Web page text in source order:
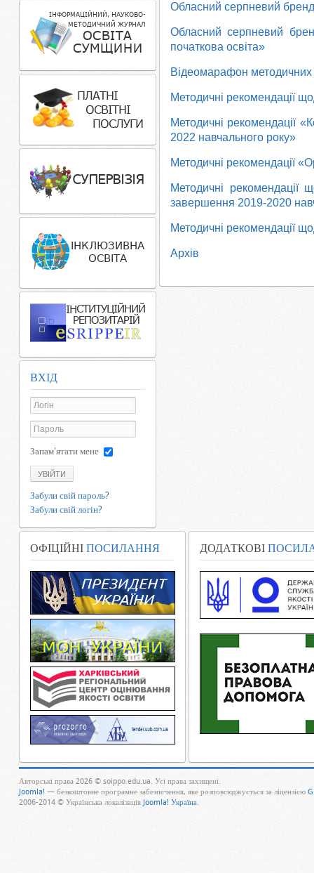
Обласний серпневий
Обласний серпневий
початкова освіта»
Відеомарафон методичних
Методичні рекомендації
Методичні рекомендації
2022 навчального року»
Методичні рекомендації
Методичні рекомендації
завершення 2019-2020
Методичні рекомендації
Архів
ВХІД
Запам'ятати мене
УВІЙТИ
Забули свій пароль?
Забули свій логін?
ОФІЦІЙНІ ПОСИЛАННЯ ДОДАТКОВІ
Авторські права 2026 © soippo.edu.ua. Усі права захищені.
Joomla! — безкоштовне програмне забезпечення, яке розповсюджується за ліцензією
2006-2014 © Українська локалізація Joomla! Україна.